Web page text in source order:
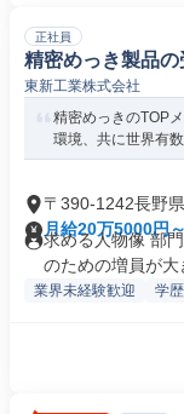
正社員
精密めっき製品
東新工業株式会社
精密めっきのTOP
環境、共に世界有
〒390-1242長野
月給20万5000円
求める人物像 部
のための増員が大
業界未経験歓迎 学